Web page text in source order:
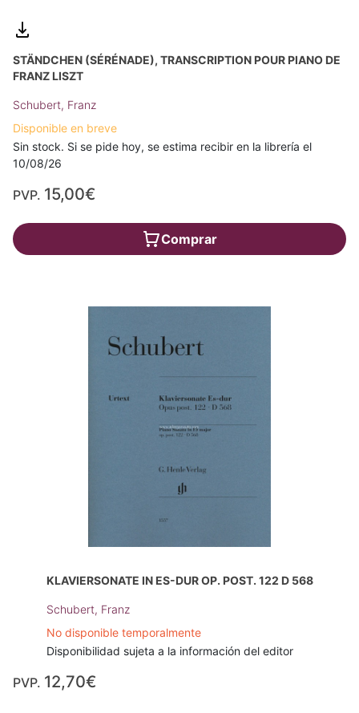
STÄNDCHEN (SÉRÉNADE), TRANSCRIPTION POUR PIANO DE
FRANZ LISZT
Schubert, Franz
Disponible en breve
Sin stock. Si se pide hoy, se estima recibir en la librería el
10/08/26
PVP. 15,00€
Comprar
KLAVIERSONATE IN ES-DUR OP. POST. 122 D 568
Schubert, Franz
No disponible temporalmente
Disponibilidad sujeta a la información del editor
PVP. 12,70€